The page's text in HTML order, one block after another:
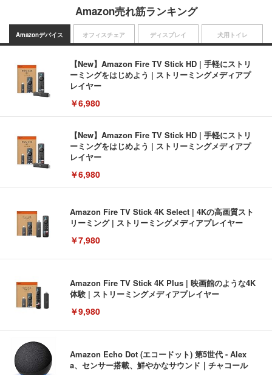
Amazon売れ筋ランキング
Amazonデバイス
【New】Amazon Fire TV Stick HD | 手軽にストリ
ーミングをはじめよう | ストリーミングメディアプ
レイヤー
￥6,980
【New】Amazon Fire TV Stick HD | 手軽にストリ
ーミングをはじめよう | ストリーミングメディアプ
レイヤー
￥6,980
Amazon Fire TV Stick 4K Select | 4Kの高画質スト
リーミング | ストリーミングメディアプレイヤー
￥7,980
Amazon Fire TV Stick 4K Plus | 映画館のような4K
体験 | ストリーミングメディアプレイヤー
￥9,980
Amazon Echo Dot (エコードット) 第5世代 - Alex
a、センサー搭載、鮮やかなサウンド｜チャコール
オフィスチェア ディスプレイ 犬用トイレ